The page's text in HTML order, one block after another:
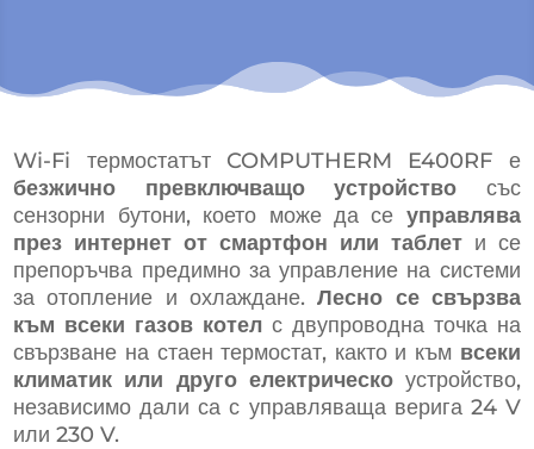
Wi-Fi термостатът COMPUTHERM E400RF е
безжично превключващо устройство със
сензорни бутони, което може да се управлява
през интернет от смартфон или таблети се
препоръчва предимно за управление на системи
за отопление и охлаждане.Лесно се свързва
към всеки газов котел с двупроводна точка на
свързване на стаен термостат, както и към всеки
климатик или друго електрическоустройство,
независимо дали са с управляваща верига 24 V
или 230 V.